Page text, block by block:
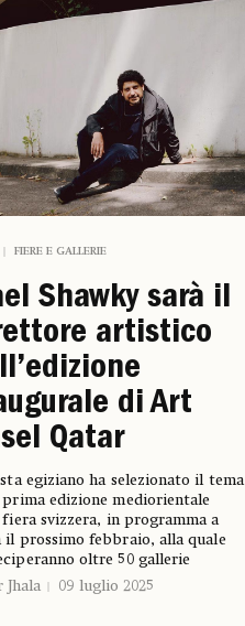
FIERE E GALLERIE
Shawky sarà il
artistico
di Art
Qatar
egiziano ha selezionato il tema
prima edizione mediorientale
fiera svizzera, in programma a
il prossimo febbraio, alla quale
oltre 50 gallerie
Jhala
09 luglio 2025